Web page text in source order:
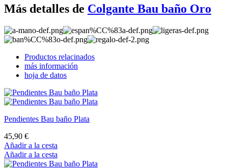
Más detalles de Colgante Bau baño Oro
Productos relacinados
más información
hoja de datos
Pendientes Bau baño Plata
45,90 €
Añadir a la cesta
Añadir a la cesta